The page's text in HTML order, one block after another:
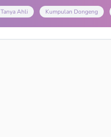
Tanya Ahli Kumpulan Dongeng